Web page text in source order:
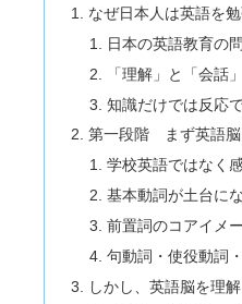
なぜ日本人は英語を
日本の英語教育の
「理解」と「会話
知識だけでは反応
第一段階 まず英語脳
学校英語ではなく
基本動詞が土台に
前置詞のコアイメ
句動詞・使役動詞
しかし、英語脳を理